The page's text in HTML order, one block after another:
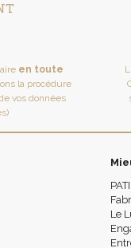
en toute
la procédure
vos données
Le